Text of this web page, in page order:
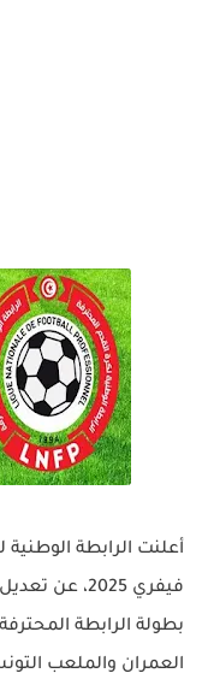
فيفري 2025،
بطولة الرابطة
العمران والملعب